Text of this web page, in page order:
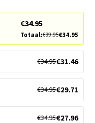
€34.95
Totaal:€39.95€34.95
€34.95€31.46
€34.95€29.71
€34.95€27.96